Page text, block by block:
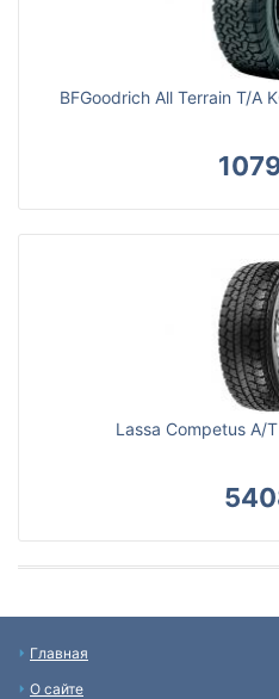
BFGoodrich All Terrain T/A
Lassa Competus A/
Главная
О сайте